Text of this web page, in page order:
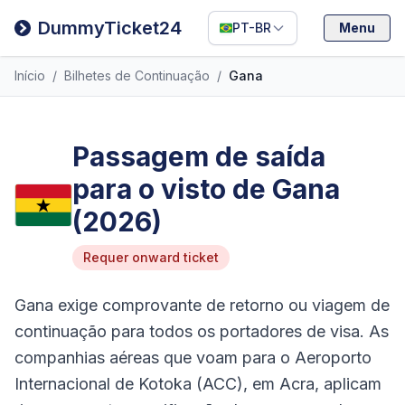
DummyTicket24 PT-BR
Deutsch
Español
Italiano
Menu
Início / Bilhetes de Continuação / Gana
Passagem de saída
para o visto de Gana
(2026)
Requer onward ticket
Gana exige comprovante de retorno ou viagem de
continuação para todos os portadores de visa. As
companhias aéreas que voam para o Aeroporto
Internacional de Kotoka (ACC), em Acra, aplicam